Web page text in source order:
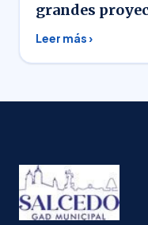
grandes
Leer más ›